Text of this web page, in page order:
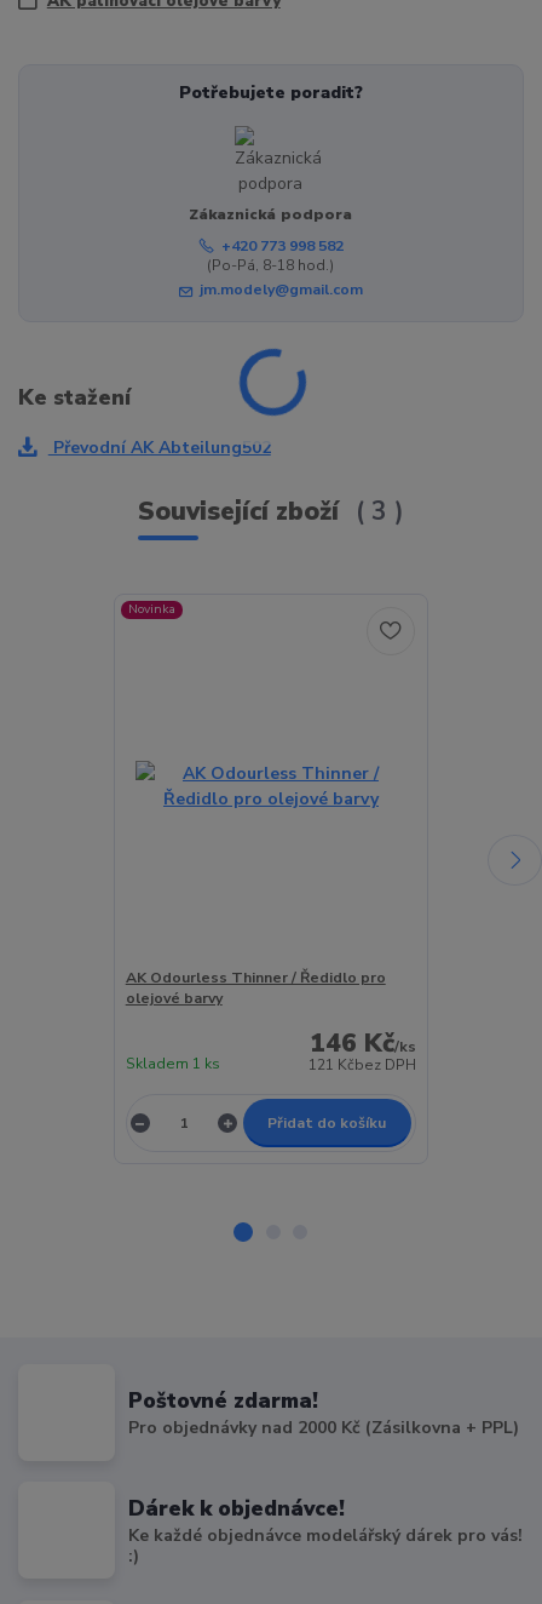
Potřebujete poradit?
Zákaznická podpora
+420 773 998 582
(Po-Pá, 8-18 hod.)
jm.modely@gmail.com
Ke stažení
Převodní AK Abteilung502
Související zboží 3
Novinka
AK Odourless Thinner / Ředidlo pro
olejové barvy
146 Kč/ks
121 Kčbez DPH
Skladem 1 ks
Přidat do košíku
Poštovné zdarma!
Pro objednávky nad 2000 Kč (Zásilkovna + PPL)
Dárek k objednávce!
Ke každé objednávce modelářský dárek pro vás!
:)